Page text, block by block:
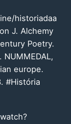
historiadaa
J. Alchemy
Poetry.
europe.
#História